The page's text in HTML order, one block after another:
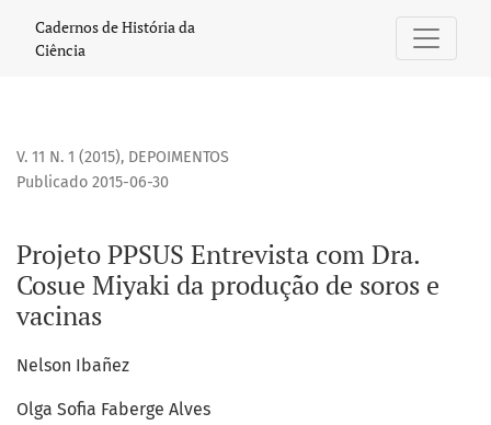
Projeto PPSUS Entrevista com Dra. Cosue Miyaki da
Cadernos de História da
Ciência
V. 11 N. 1 (2015), DEPOIMENTOS
Projeto PPSUS Entrevista com Dra.
Cosue Miyaki da produção de soros e
vacinas
Publicado 2015-06-30
Nelson Ibañez
Olga Sofia Faberge Alves